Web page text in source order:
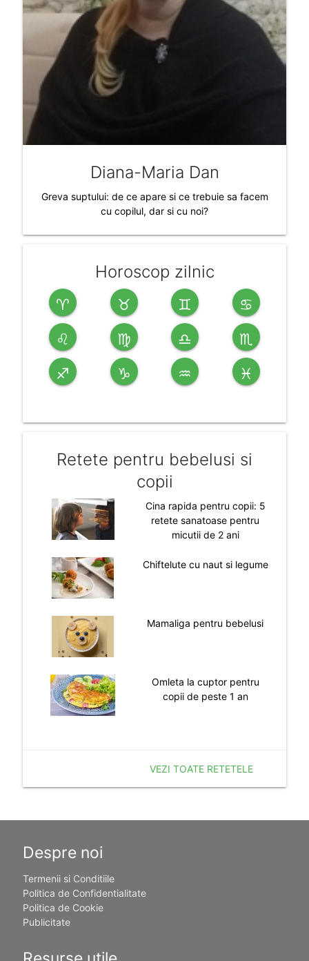
Diana-Maria Dan
Greva suptului: de ce apare si ce trebuie sa facem
cu copilul, dar si cu noi?
Horoscop zilnic
♈ ♉ ♊ ♋
♌ ♍ ♎ ♏
♐ ♑ ♒ ♓
Retete pentru bebelusi si
copii
Cina rapida pentru copii: 5
retete sanatoase pentru
micutii de 2 ani
Chiftelute cu naut si legume
Mamaliga pentru bebelusi
Omleta la cuptor pentru
copii de peste 1 an
VEZI TOATE RETETELE
Despre noi
Termenii si Conditiile
Politica de Confidentialitate
Politica de Cookie
Publicitate